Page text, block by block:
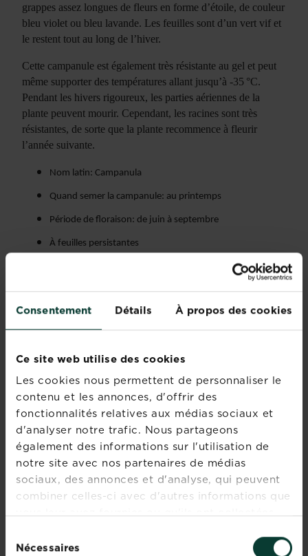
Consentement Détails À propos des cookies
Ce site web utilise des cookies
Les cookies nous permettent de personnaliser le
contenu et les annonces, d'offrir des
fonctionnalités relatives aux médias sociaux et
d'analyser notre trafic. Nous partageons
également des informations sur l'utilisation de
notre site avec nos partenaires de médias
sociaux, des annonces et d'analyse, qui peuvent
combiner celles-ci avec d'autres informations que
vous leur avez fournies ou qu'ils ont collectées
duNécessaires
grappes assez longues de fleurs en forme d’étoile, de couleur
bleu violet ou bleu lavande. Les feuilles sont d’un vert vif et
le restent tout au long de l’hiver.
Cette campanule est également très résistante au gel et peut
même supporter des températures allant jusqu’à -35 °C.
Pendant les hivers rigoureux, les parties aériennes de la
plante peuvent mourir. Cependant, les racines sont très
résistantes, de sorte que la plante recommence à fleurir
l’année suivante.
Nom latin: Campanula
Quand semer la campanule: au printemps
Période de floraison: de juin à septembre
À feuilles persistantes
Type de plante: couvre-sol/plante suspendue
Entretien:
type de sol, mais préfère les sols calcaires.
Un endroitombragéest idéal pour la campanule.